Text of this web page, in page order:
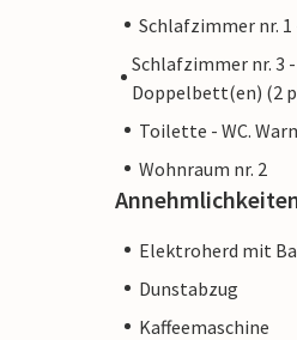
Schlafzimmer nr.
Schlafzimmer nr. 3
Doppelbett(en) (2
Toilette - WC.
Wohnraum nr. 2
Elektroherd mit
Dunstabzug
Kaffeemaschine